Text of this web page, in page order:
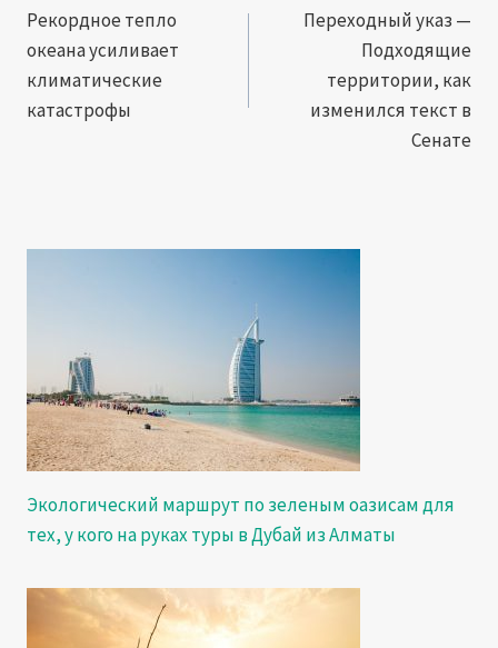
по
записям
Рекордное тепло
океана усиливает
климатические
катастрофы
Переходный указ —
Подходящие
территории, как
изменился текст в
Сенате
Экологический маршрут по зеленым оазисам для
тех, у кого на руках туры в Дубай из Алматы